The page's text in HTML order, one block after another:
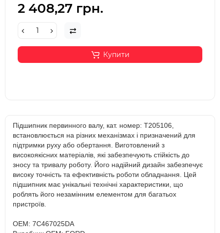
2 408,27 грн.
Купити
Підшипник первинного валу, кат. номер: T205106,
встановлюється на різних механізмах і призначений для
підтримки руху або обертання. Виготовлений з
високоякісних матеріалів, які забезпечують стійкість до
зносу та тривалу роботу. Його надійний дизайн забезпечує
високу точність та ефективність роботи обладнання. Цей
підшипник має унікальні технічні характеристики, що
роблять його незамінним елементом для багатьох
пристроїв.
OEM: 7C467025DA